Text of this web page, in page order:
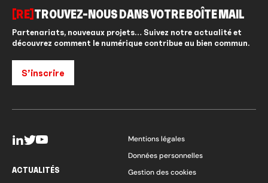
[RE] TROUVEZ-NOUS DANS VOTRE BOÎTE MAIL
Partenariats, nouveaux projets… Suivez notre actualité et
découvrez comment le numérique contribue au bien commun.
S’inscrire
ACTUALITÉS
Mentions légales
Données personnelles
Gestion des cookies